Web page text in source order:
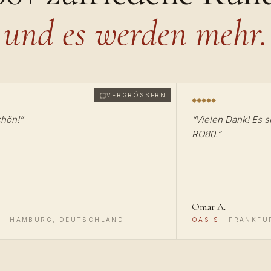
und es werden mehr.
VERGRÖSSERN
”
· HAMBURG, DEUTSCHLAND
“Vielen Dank! Es
RO80.”
Omar A.
OASIS ·